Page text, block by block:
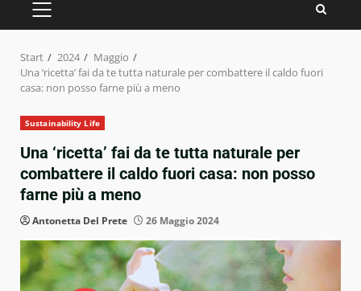
PRIMÄRES
MENÜ
Start 2024
Maggio
Una ‘ricetta’ fai da te tutta naturale per combattere il caldo fuori
casa: non posso farne più a meno
Sustainability Life
Una ‘ricetta’ fai da te tutta naturale per
combattere il caldo fuori casa: non posso
farne più a meno
Antonetta Del Prete 26 Maggio 2024